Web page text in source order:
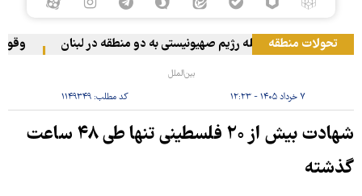
تحولات منطقهحمله رژیم صهیونیستی به دو منطقه در لبنان وقوع
بین‌الملل
۷ خرداد ۱۴۰۵ - ۱۲:۲۳ کد مطلب:۱۱۴۹۳۴۹
شهادت بیش از ۲۰ فلسطینی تنها طی ۴۸ ساعت
گذشته